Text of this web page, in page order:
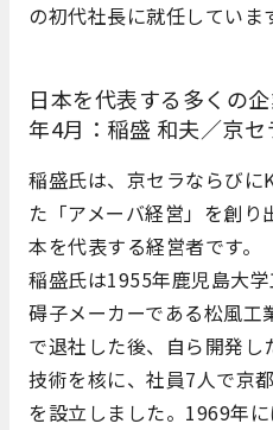
の初代社長に就任していま
日本を代表する多くの
年4月：稲盛 和夫／京セ
稲盛氏は、京セラならびに
た「アメーバ経営」を創
本を代表する経営者です。
稲盛氏は1955年鹿児島大
碍子メーカーである松風工
で退社した後、自ら開発
技術を核に、社員7人で京
を設立しました。1969年